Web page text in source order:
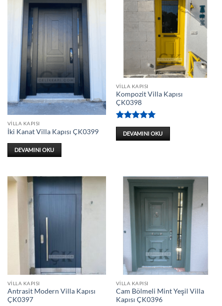
VILLA KAPISI
İki Kanat Villa Kapısı ÇK0399
DEVAMINI OKU
VILLA KAPISI
Kompozit Villa Kapısı
ÇK0398
5 üzerinden
5oy aldı
DEVAMINI OKU
VILLA KAPISI
Antrasit Modern Villa Kapısı
ÇK0397
VILLA KAPISI
Cam Bölmeli Mint Yeşil Villa
Kapısı ÇK0396